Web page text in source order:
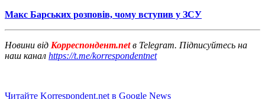
Макс Барських розповів, чому вступив у ЗСУ
Новини від Корреспондент.netв Telegram. Підписуйтесь на
наш канал https://t.me/korrespondentnet
Читайте Korrespondent.net в Google News